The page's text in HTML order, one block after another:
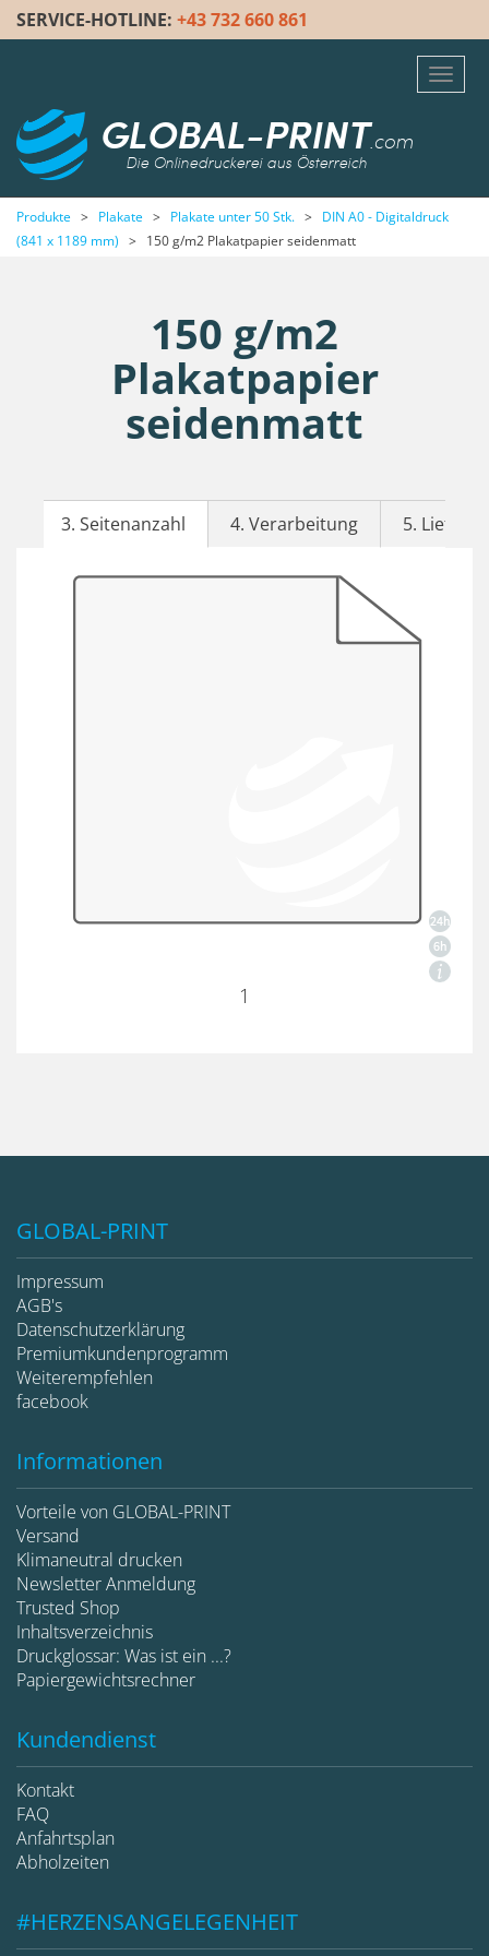
SERVICE-HOTLINE: +43 732 660 861
GLOBAL-PRINT.com
Die Onlinedruckerei aus Österreich
Produkte > Plakate > Plakate unter 50 Stk. >
DIN A0 - Digitaldruck
(841 x 1189 mm) > 150 g/m2 Plakatpapier seidenmatt
150 g/m2
Plakatpapier
seidenmatt
3. Seitenanzahl 4. Verarbeitung 5.
1
GLOBAL-PRINT
Impressum
AGB's
Datenschutzerklärung
Premiumkundenprogramm
Weiterempfehlen
facebook
Informationen
Vorteile von GLOBAL-PRINT
Versand
Klimaneutral drucken
Newsletter Anmeldung
Trusted Shop
Inhaltsverzeichnis
Druckglossar: Was ist ein ...?
Papiergewichtsrechner
Kundendienst
Kontakt
FAQ
Anfahrtsplan
Abholzeiten
#HERZENSANGELEGENHEIT